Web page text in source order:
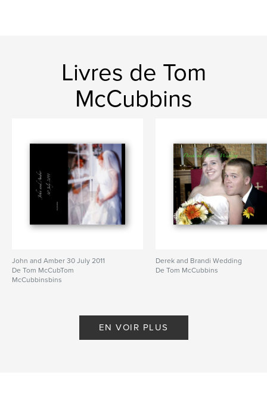
Livres de Tom
McCubbins
John and Amber 30 July 2011
De Tom McCubTom
McCubbinsbins
Derek and Brandi Wedding
De Tom McCubbins
EN VOIR PLUS